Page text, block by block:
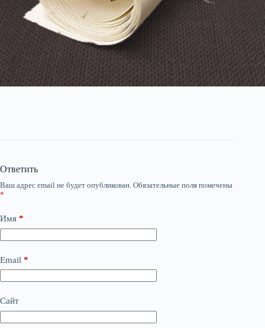
Ответить
Ваш адрес email не будет опубликован. Обязательные поля помечены
*
Имя *
Email *
Сайт